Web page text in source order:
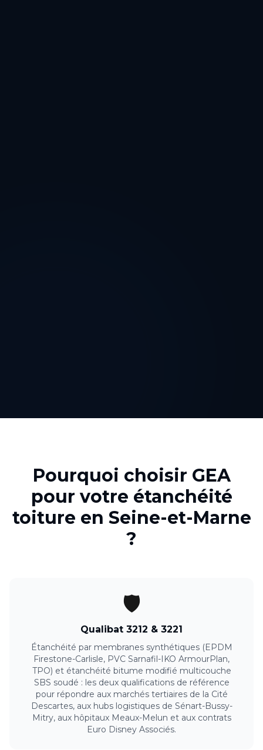
Pourquoi choisir GEA
pour votre étanchéité
toiture en Seine-et-Marne
?
🛡️
Qualibat 3212 & 3221
Étanchéité par membranes synthétiques (EPDM
Firestone-Carlisle, PVC Sarnafil-IKO ArmourPlan,
TPO) et étanchéité bitume modifié multicouche
SBS soudé : les deux qualifications de référence
pour répondre aux marchés tertiaires de la Cité
Descartes, aux hubs logistiques de Sénart-Bussy-
Mitry, aux hôpitaux Meaux-Melun et aux contrats
Euro Disney Associés.